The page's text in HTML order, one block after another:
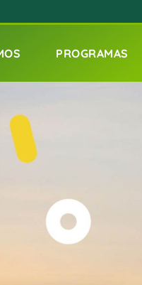
PROGRAMAS